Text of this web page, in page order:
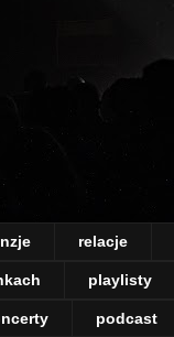
relacje
playlisty
podcast